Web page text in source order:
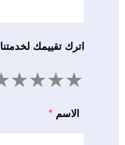
اترك تقييمك لخدمتنا
4 3 2 1
الاسم *